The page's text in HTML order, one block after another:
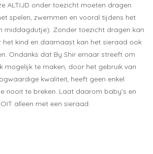
ALTIJD onder toezicht moeten dragen.
spelen, zwemmen en vooral tijdens het
middagdutje). Zonder toezicht dragen kan
het kind en daarnaast kan het sieraad ook
Ondanks dat By Shir ernaar streeft om
mogelijk te maken, door het gebruik van
kwaliteit, heeft geen enkel
nooit te breken. Laat daarom baby’s en
alleen met een sieraad.